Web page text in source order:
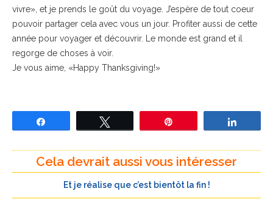
vivre», et je prends le goût du voyage. J’espère de tout coeur
pouvoir partager cela avec vous un jour. Profiter aussi de cette
année pour voyager et découvrir. Le monde est grand et il
regorge de choses à voir.
Je vous aime, «Happy Thanksgiving!»
Cela devrait aussi vous intéresser
Et je réalise que c’est bientôt la fin !